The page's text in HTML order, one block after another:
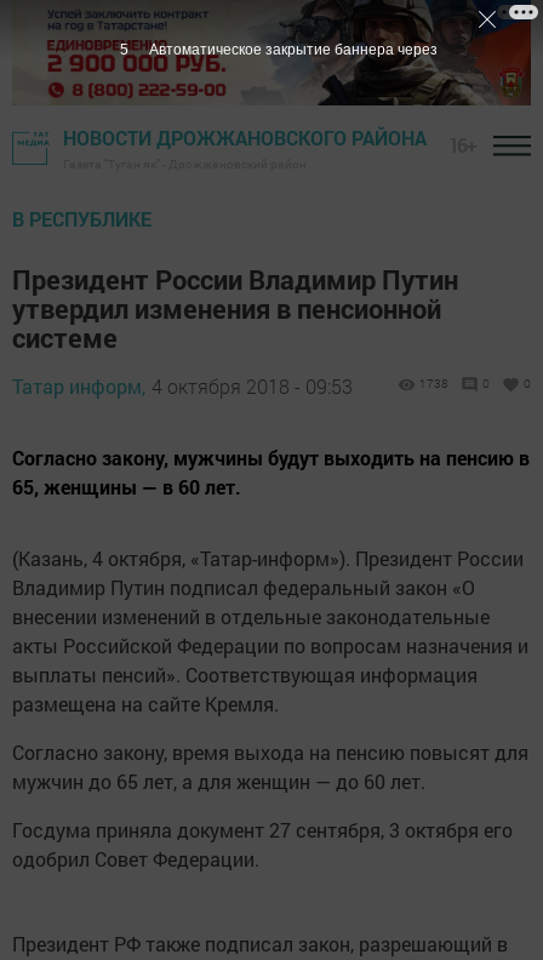
НОВОСТИ ДРОЖЖАНОВСКОГО РАЙОНА
В РЕСПУБЛИКЕ
Президент России Владимир Путин
утвердил изменения в пенсионной
системе
Татар информ, 4 октября 2018 - 09:53 1738 0 0
Согласно закону, мужчины будут выходить на пенсию в
65, женщины — в 60 лет.
(Казань, 4 октября, «Татар-информ»). Президент России
Владимир Путин подписал федеральный закон «О
внесении изменений в отдельные законодательные
акты Российской Федерации по вопросам назначения и
выплаты пенсий». Соответствующая информация
размещена на сайте Кремля.
Согласно закону, время выхода на пенсию повысят для
мужчин до 65 лет, а для женщин — до 60 лет.
Госдума приняла документ 27 сентября, 3 октября его
одобрил Совет Федерации.
Президент РФ также подписал закон, разрешающий в
4 Автоматическое закрытие баннера через